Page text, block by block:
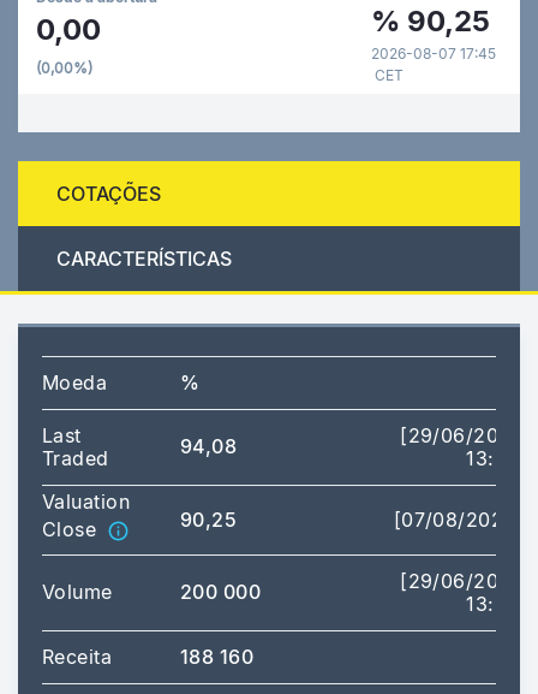
0,00
(0,00%)
% 90,25
2026-08-07 17:45
CET
COTAÇÕES
CARACTERÍSTICAS
Moeda %
Last
Traded
94,08
[29/06/2026
13:31]
Valuation
Close
90,25 [07/08/2026]
Volume 200 000
[29/06/2026
13:31]
Receita 188 160